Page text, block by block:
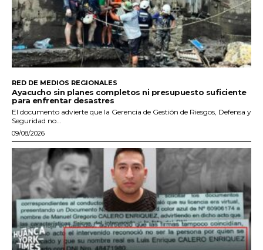
RED DE MEDIOS REGIONALES
Ayacucho sin planes completos ni presupuesto suficiente
para enfrentar desastres
El documento advierte que la Gerencia de Gestión de Riesgos, Defensa y
Seguridad no...
09/08/2026